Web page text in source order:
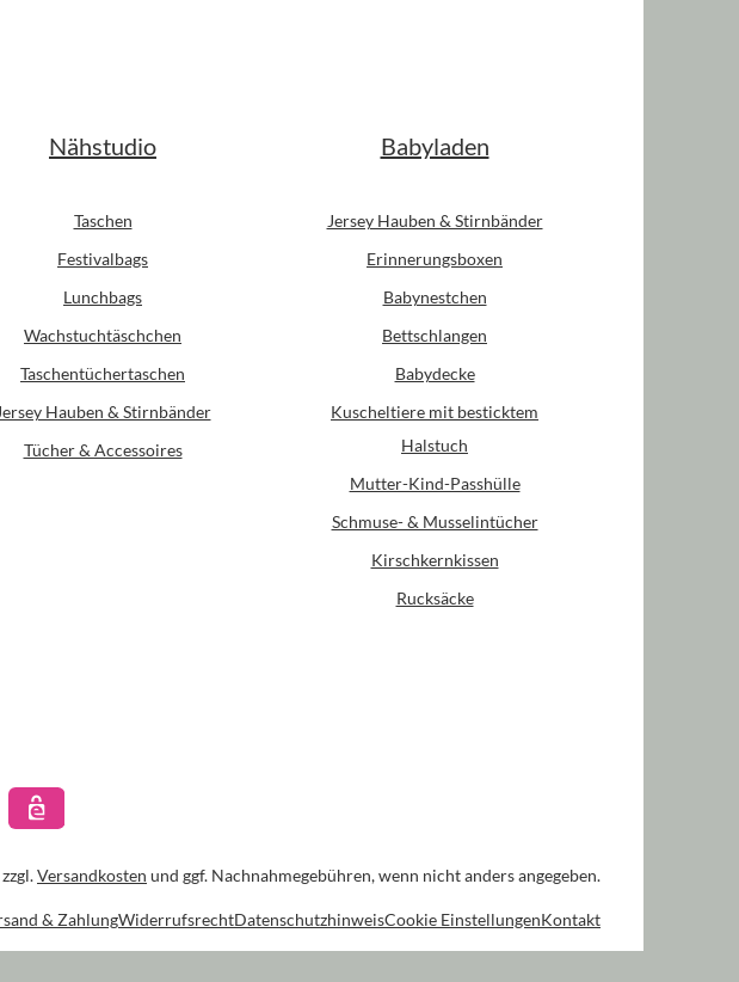
Nähstudio
Taschen
Festivalbags
Lunchbags
Wachstuchtäschchen
Taschentüchertaschen
Hauben & Stirnbänder
Tücher & Accessoires
Babyladen
Jersey Hauben & Stirnbänder
Erinnerungsboxen
Babynestchen
Bettschlangen
Babydecke
Kuscheltiere mit besticktem
Halstuch
Mutter-Kind-Passhülle
Schmuse- & Musselintücher
Kirschkernkissen
Rucksäcke
Versandkosten und ggf. Nachnahmegebühren, wenn nicht anders angegeben.
& ZahlungWiderrufsrechtDatenschutzhinweisCookie EinstellungenKontakt